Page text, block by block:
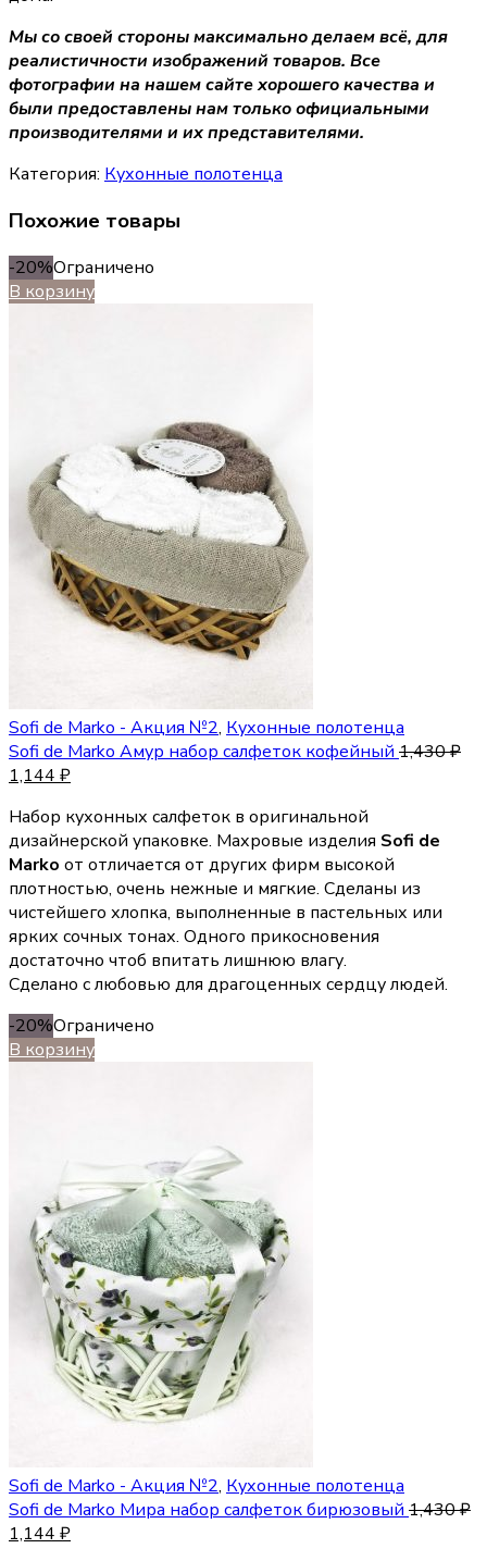
Мы со своей стороны максимально делаем всё, для
реалистичности изображений товаров. Все
фотографии на нашем сайте хорошего качества и
были предоставлены нам только официальными
производителями и их представителями.
Категория: Кухонные полотенца
Похожие товары
-20%Ограничено
В корзину
Sofi de Marko - Акция №2, Кухонные полотенца
Sofi de Marko Амур набор салфеток кофейный 1,430₽
1,144 ₽
Набор кухонных салфеток в оригинальной
дизайнерской упаковке. Махровые изделия Sofi de
Marko от отличается от других фирм высокой
плотностью, очень нежные и мягкие. Сделаны из
чистейшего хлопка, выполненные в пастельных или
ярких сочных тонах. Одного прикосновения
достаточно чтоб впитать лишнюю влагу.
Сделано с любовью для драгоценных сердцу людей.
-20%Ограничено
В корзину
Sofi de Marko - Акция №2, Кухонные полотенца
Sofi de Marko Мира набор салфеток бирюзовый 1,430₽
1,144 ₽